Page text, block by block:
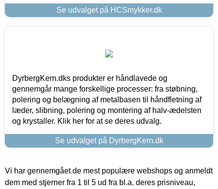
Se udvalget på HCSmykker.dk
DyrbergKern.dks produkter er håndlavede og
gennemgår mange forskellige processer: fra støbning,
polering og belægning af metalbasen til håndfletning af
læder, slibning, polering og montering af halv-ædelsten
og krystaller. Klik her for at se deres udvalg.
Se udvalget på DyrbergKern.dk
Vi har gennemgået de mest populære webshops og anmeldt
dem med stjerner fra 1 til 5 ud fra bl.a. deres prisniveau,